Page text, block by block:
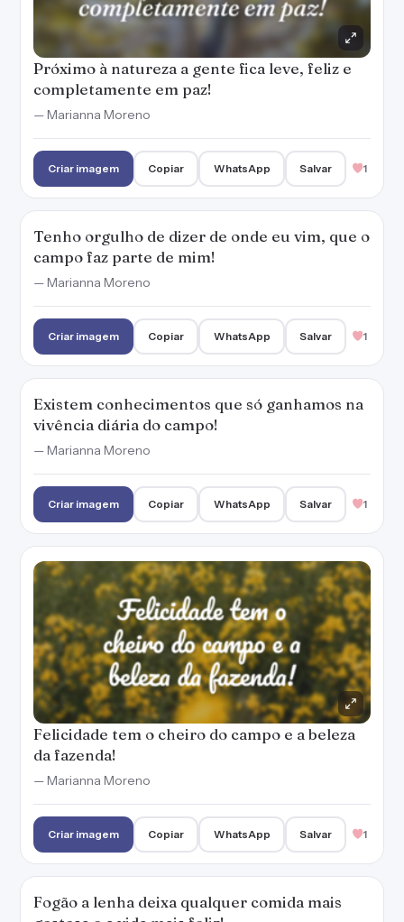
Próximo à natureza a gente fica leve, feliz e
completamente em paz!
— Marianna Moreno
Criar imagem Copiar WhatsApp Salvar 1
Tenho orgulho de dizer de onde eu vim, que o
campo faz parte de mim!
— Marianna Moreno
Criar imagem Copiar WhatsApp Salvar 1
Existem conhecimentos que só ganhamos na
vivência diária do campo!
— Marianna Moreno
Criar imagem Copiar WhatsApp Salvar 1
Felicidade tem o cheiro do campo e a beleza
da fazenda!
— Marianna Moreno
Criar imagem Copiar WhatsApp Salvar 1
Fogão a lenha deixa qualquer comida mais